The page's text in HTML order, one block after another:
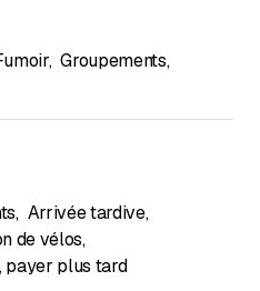
, Groupements,
, Arrivée tardive,
de vélos,
payer plus tard